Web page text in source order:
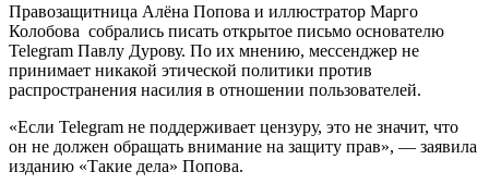
Правозащитница Алёна Попова и иллюстратор Марго
Колобова собрались писать открытое письмо основателю
Telegram Павлу Дурову. По их мнению, мессенджер не
принимает никакой этической политики против
распространения насилия в отношении пользователей.
«Если Telegram не поддерживает цензуру, это не значит, что
он не должен обращать внимание на защиту прав», — заявила
изданию «Такие дела» Попова.